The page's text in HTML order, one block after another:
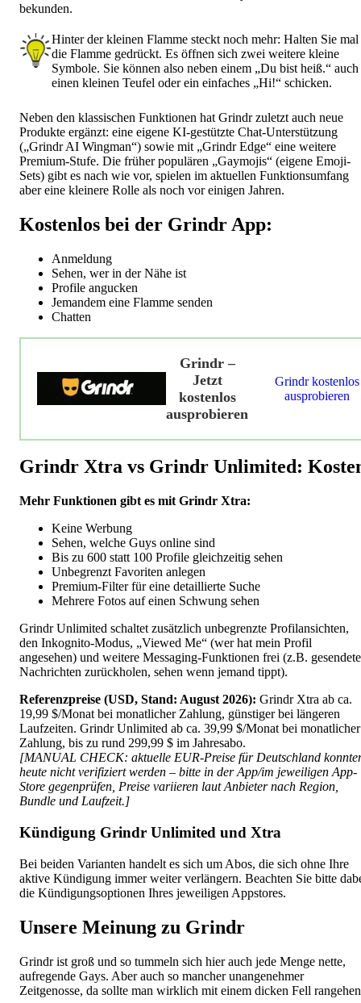
bekunden.
Hinter der kleinen Flamme steckt noch mehr: Halten Sie mal
die Flamme gedrückt. Es öffnen sich zwei weitere kleine
Symbole. Sie können also neben einem „Du bist heiß.“ auch
einen kleinen Teufel oder ein einfaches „Hi!“ schicken.
Neben den klassischen Funktionen hat Grindr zuletzt auch neue
Produkte ergänzt: eine eigene KI-gestützte Chat-Unterstützung
(„Grindr AI Wingman“) sowie mit „Grindr Edge“ eine weitere
Premium-Stufe. Die früher populären „Gaymojis“ (eigene Emoji-
Sets) gibt es nach wie vor, spielen im aktuellen Funktionsumfang
aber eine kleinere Rolle als noch vor einigen Jahren.
Kostenlos bei der Grindr App:
Anmeldung
Sehen, wer in der Nähe ist
Profile angucken
Jemandem eine Flamme senden
Chatten
Grindr –
Jetzt
kostenlos
ausprobieren
Grindr kostenlos
ausprobieren
Grindr Xtra vs Grindr Unlimited:
Mehr Funktionen gibt es mit Grindr Xtra:
Keine Werbung
Sehen, welche Guys online sind
Bis zu 600 statt 100 Profile gleichzeitig sehen
Unbegrenzt Favoriten anlegen
Premium-Filter für eine detaillierte Suche
Mehrere Fotos auf einen Schwung sehen
Grindr Unlimited schaltet zusätzlich unbegrenzte Profilansichten,
den Inkognito-Modus, „Viewed Me“ (wer hat mein Profil
angesehen) und weitere Messaging-Funktionen frei (z.B. gesendete
Nachrichten zurückholen, sehen wenn jemand tippt).
Referenzpreise (USD, Stand: August 2026): Grindr Xtra ab ca.
19,99 $/Monat bei monatlicher Zahlung, günstiger bei längeren
Laufzeiten. Grindr Unlimited ab ca. 39,99 $/Monat bei monatlicher
Zahlung, bis zu rund 299,99 $ im Jahresabo.
[MANUAL CHECK: aktuelle EUR-Preise für Deutschland
heute nicht verifiziert werden – bitte in der App/im jeweiligen App-
Store gegenprüfen, Preise variieren laut Anbieter nach Region,
Bundle und Laufzeit.]
Kündigung Grindr Unlimited und Xtra
Bei beiden Varianten handelt es sich um Abos, die sich ohne Ihre
aktive Kündigung immer weiter verlängern. Beachten Sie bitte
die Kündigungsoptionen Ihres jeweiligen Appstores.
Unsere Meinung zu Grindr
Grindr ist groß und so tummeln sich hier auch jede Menge nette,
aufregende Gays. Aber auch so mancher unangenehmer
Zeitgenosse, da sollte man wirklich mit einem dicken Fell